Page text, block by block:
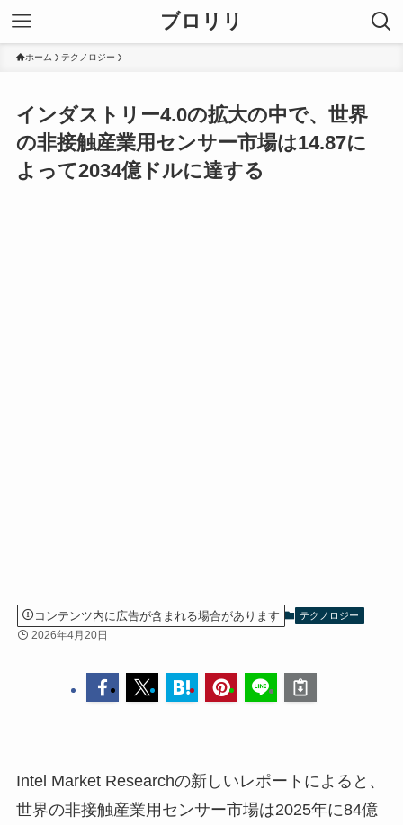
ブロリリ
ホーム テクノロジー
インダストリー4.0の拡大の中で、世界
の非接触産業用センサー市場は14.87に
よって2034億ドルに達する
コンテンツ内に広告が含まれる場合があります テクノロジー
2026年4月20日
Intel Market Researchの新しいレポートによると、
世界の非接触産業用センサー市場は2025年に84億